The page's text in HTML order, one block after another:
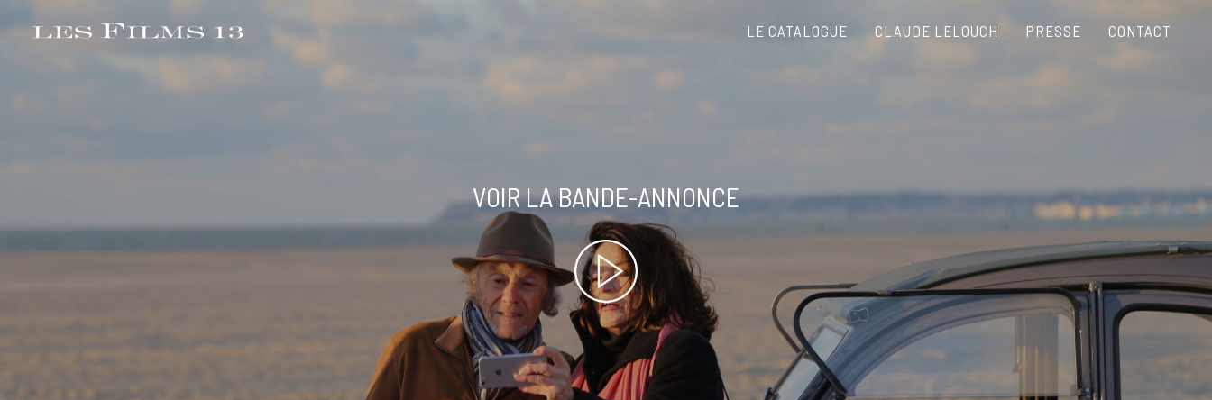
LE CATALOGUE CLAUDE LELOUCH PRESSE CONTACT
VOIR LA BANDE-ANNONCE